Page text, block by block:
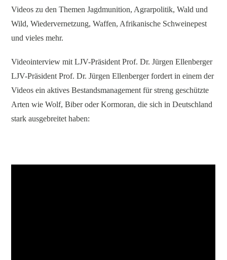
Videos zu den Themen Jagdmunition, Agrarpolitik, Wald und
Wild, Wiedervernetzung, Waffen, Afrikanische Schweinepest
und vieles mehr.
Videointerview mit LJV-Präsident Prof. Dr. Jürgen Ellenberger
LJV-Präsident Prof. Dr. Jürgen Ellenberger fordert in einem der
Videos ein aktives Bestandsmanagement für streng geschützte
Arten wie Wolf, Biber oder Kormoran, die sich in Deutschland
stark ausgebreitet haben: